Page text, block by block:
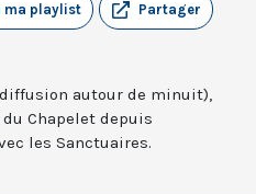
Partager
ma playlist
autour de minuit),
Chapelet depuis
les Sanctuaires.